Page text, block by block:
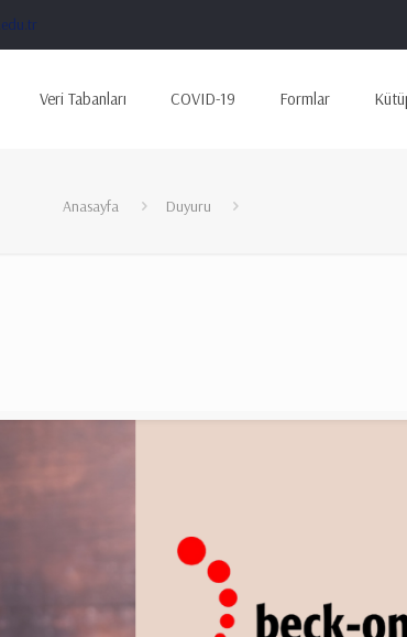
Veri Tabanları COVID-19 Formlar
Anasayfa Duyuru